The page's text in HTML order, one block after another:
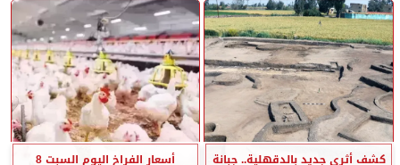
كشف أثري جديد بالدقهلية.. جبانة أسعار الفراخ اليوم السبت 8